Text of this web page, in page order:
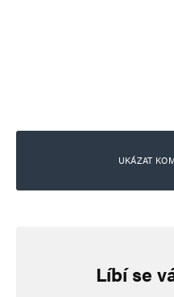
UKÁZAT
Vaše e-mailová adresa nebude
Líbí se